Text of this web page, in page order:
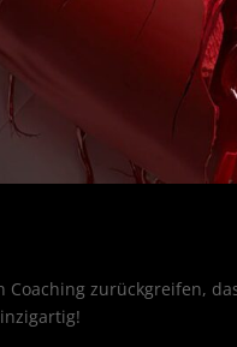
zurückgreifen,